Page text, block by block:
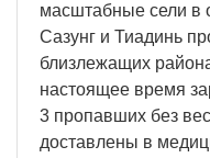
масштабные сели
Сазунг и Тиадинь
близлежащих
настоящее время
3 пропавших без
доставлены в